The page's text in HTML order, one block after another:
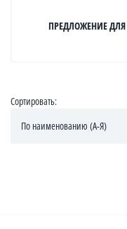
ПРЕДЛОЖЕНИЕ
Сортировать:
По наименованию (А-Я)